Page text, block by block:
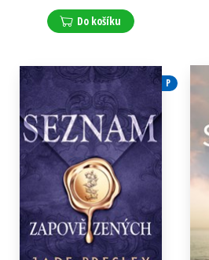
Do košíku
P